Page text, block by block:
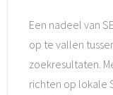
Een nadeel van
op te vallen
zoekresultaten.
richten op lokale